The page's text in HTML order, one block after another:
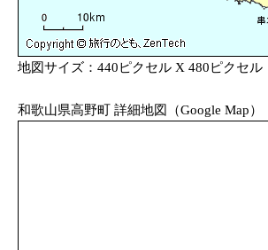
地図サイズ：440ピクセル X 480ピクセル
和歌山県高野町 詳細地図（Google Map）